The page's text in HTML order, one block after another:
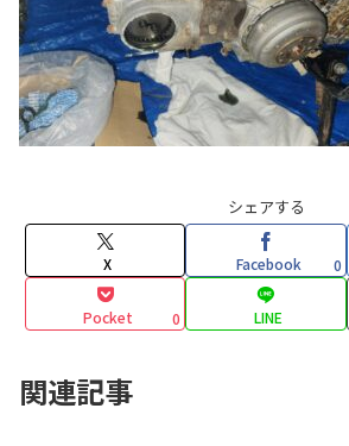
シェアする
X Facebook 0
Pocket 0 LINE
関連記事